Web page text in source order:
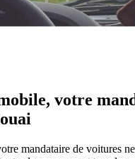
, votre
mandataire de voitures